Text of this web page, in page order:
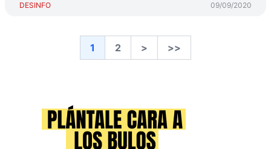
DESINFO 09/09/2020
1 2 > >>